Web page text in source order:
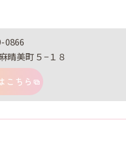
0866
晴美町５−１８
こちら